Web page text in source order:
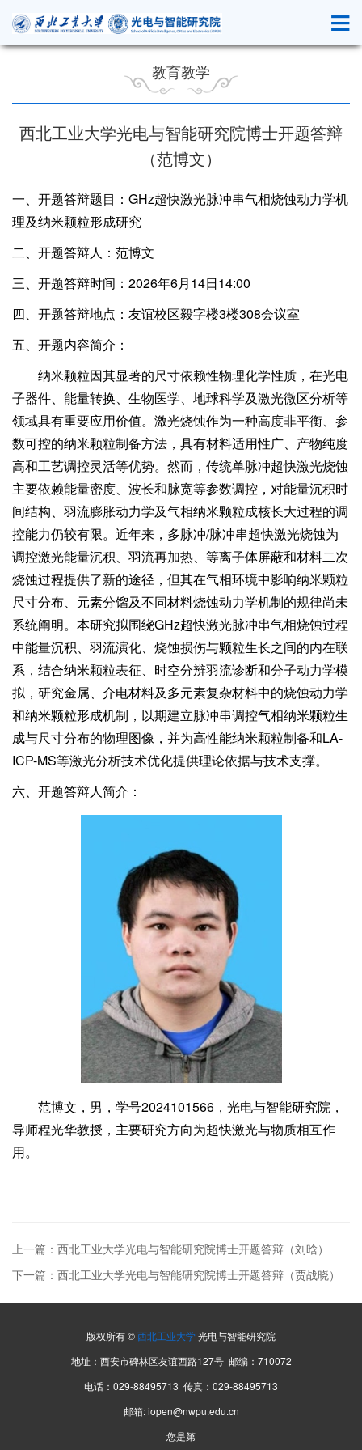
教育教学
西北工业大学光电与智能研究院博士开题答辩
（范博文）
一、开题答辩题目：GHz超快激光脉冲串气相烧蚀动力学机
理及纳米颗粒形成研究
二、开题答辩人：范博文
三、开题答辩时间：2026年6月14日14:00
四、开题答辩地点：友谊校区毅字楼3楼308会议室
五、开题内容简介：
纳米颗粒因其显著的尺寸依赖性物理化学性质，在光电
子器件、能量转换、生物医学、地球科学及激光微区分析等
领域具有重要应用价值。激光烧蚀作为一种高度非平衡、参
数可控的纳米颗粒制备方法，具有材料适用性广、产物纯度
高和工艺调控灵活等优势。然而，传统单脉冲超快激光烧蚀
主要依赖能量密度、波长和脉宽等参数调控，对能量沉积时
间结构、羽流膨胀动力学及气相纳米颗粒成核长大过程的调
控能力仍较有限。近年来，多脉冲/脉冲串超快激光烧蚀为
调控激光能量沉积、羽流再加热、等离子体屏蔽和材料二次
烧蚀过程提供了新的途径，但其在气相环境中影响纳米颗粒
尺寸分布、元素分馏及不同材料烧蚀动力学机制的规律尚未
系统阐明。本研究拟围绕GHz超快激光脉冲串气相烧蚀过程
中能量沉积、羽流演化、烧蚀损伤与颗粒生长之间的内在联
系，结合纳米颗粒表征、时空分辨羽流诊断和分子动力学模
拟，研究金属、介电材料及多元素复杂材料中的烧蚀动力学
和纳米颗粒形成机制，以期建立脉冲串调控气相纳米颗粒生
成与尺寸分布的物理图像，并为高性能纳米颗粒制备和LA-
ICP-MS等激光分析技术优化提供理论依据与技术支撑。
六、开题答辩人简介：
范博文，男，学号2024101566，光电与智能研究院，
导师程光华教授，主要研究方向为超快激光与物质相互作
用。
上一篇：西北工业大学光电与智能研究院博士开题答辩（刘晗）
下一篇：西北工业大学光电与智能研究院博士开题答辩（贾战晓）
版权所有 ©西北工业大学光电与智能研究院
地址：西安市碑林区友谊西路127号 邮编：710072
电话：029-88495713 传真：029-88495713
邮箱: iopen@nwpu.edu.cn
您是第